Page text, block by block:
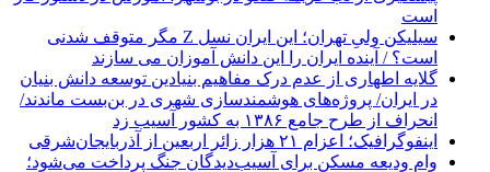
است
سیلیکن ولیِ تهران؛ این ایران نسل Z مگر متوقف شدنی
است؟ / آینده ایران را این دانش آموزان می سازند
گلایه اطهاری از عدم درک مفاهیم بنیادین توسعه دانش بنیان
در ایران/ پروژه‌های هوشمندسازی شهری در بن‌بست ماندند/
انحراف از طرح جامع ۱۳۸۶ به کشور آسیب زد
اینفوگرافیک؛ اعزام ۲۱ هزار زائر اربعین از آذربایجان‌شرقی
وام ودیعه مسکن برای آسیب‌دیدگان جنگ پرداخت می‌شود؛